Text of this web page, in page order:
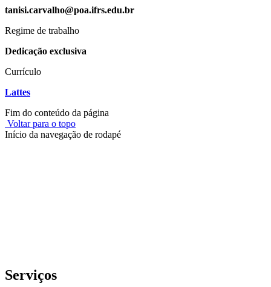
tanisi.carvalho@poa.ifrs.edu.br
Regime de trabalho
Dedicação exclusiva
Currículo
Lattes
Fim do conteúdo da página
Voltar para o topo
Início da navegação de rodapé
Serviços